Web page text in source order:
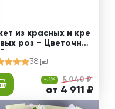
из красных и кре
роз – Цветочный
38
-3% 5 040 ₽
от 4 911 ₽